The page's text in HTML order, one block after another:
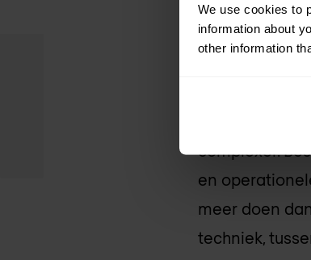
We use cookies to
information about
other information
een haalbare
Tegelijkertijd
complexer.
en
meer doen
techniek,